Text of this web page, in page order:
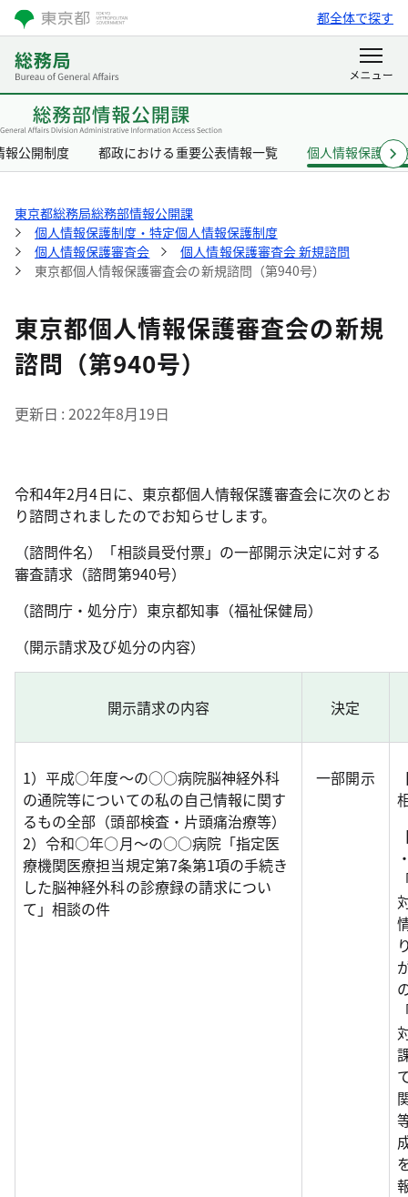
都全体で探す
報公開制度 都政における重要公表情報一覧 個人情報保護制
東京都総務局総務部情報公開課
個人情報保護制度・特定個人情報保護制度
個人情報保護審査会
個人情報保護審査会 新規諮問
東京都個人情報保護審査会の新規諮問（第940号）
東京都個人情報保護審査会の新規
諮問（第940号）
更新日 2022年8月19日
令和4年2月4日に、東京都個人情報保護審査会に次のとお
り諮問されましたのでお知らせします。
（諮問件名）「相談員受付票」の一部開示決定に対する
審査請求（諮問第940号）
（諮問庁・処分庁）東京都知事（福祉保健局）
（開示請求及び処分の内容）
開示請求の内容 決定
1）平成○年度～の○○病院脳神経外科
の通院等についての私の自己情報に関す
るもの全部（頭部検査・片頭痛治療等）
2）令和○年○月～の○○病院「指定医
療機関医療担当規定第7条第1項の手続き
した脳神経外科の診療録の請求につい
て」相談の件
一部開示